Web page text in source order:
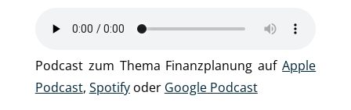
Podcast zum Thema Finanzplanung aufApple
Podcast, Spotifyoder Google Podcast